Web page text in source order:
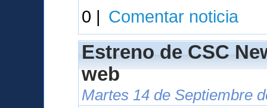
0 | Comentar noticia
Estreno de CSC
web
Martes 14 de Septiembre